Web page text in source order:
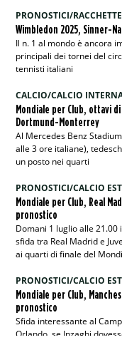
PRONOSTICI/RACCHETTE
Wimbledon 2025, Sinner-
Il n. 1 al mondo è ancora
principali dei tornei del
tennisti italiani
CALCIO/CALCIO
Mondiale per Club, ottavi
Dortmund-Monterrey
Al Mercedes Benz
alle 3 ore italiane),
un posto nei quarti
PRONOSTICI/CALCIO
Mondiale per Club, Real
pronostico
Domani 1 luglio alle
sfida tra Real Madrid e
ai quarti di finale del
PRONOSTICI/CALCIO
Mondiale per Club,
pronostico
Sfida interessante al
Orlando, se Inzaghi